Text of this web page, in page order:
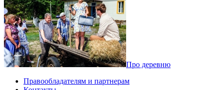
Про деревню
Правообладателям и партнерам